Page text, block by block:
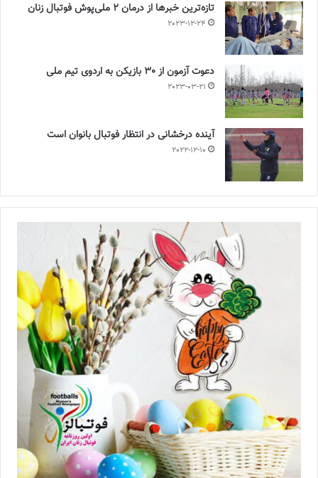
تازه‌ترین خبرها از درمان ۲ ملی‌پوش فوتبال زنان
2023-12-24
دعوت آزمون از 30 بازیکن به اردوی تیم ملی
2023-03-21
آینده درخشانی در انتظار فوتبال بانوان است
2022-12-10